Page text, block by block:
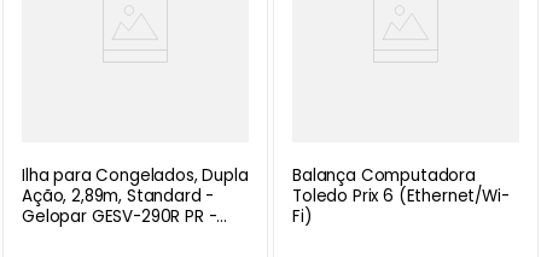
Ilha para Congelados, Dupla
Ação, 2,89m, Standard -
Gelopar GESV-290R PR -
Balança Computadora
Toledo Prix 6 (Ethernet/Wi-
Fi)